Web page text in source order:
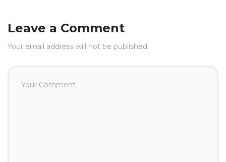
Leave a Comment
Your email address will not be published.